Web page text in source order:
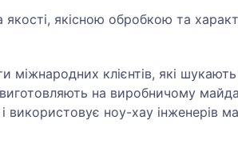
якісною обробкою та
клієнтів, які
на виробничому
ноу-хау інженерів